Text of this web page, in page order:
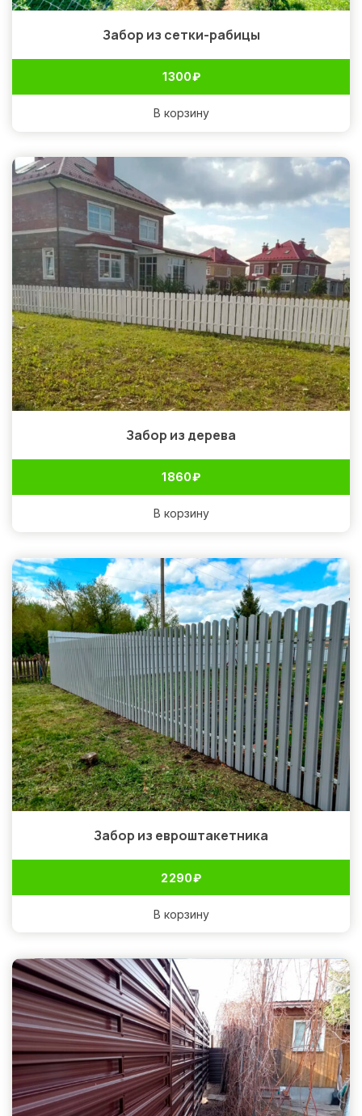
Забор из сетки-рабицы
1 300₽
В корзину
Забор из дерева
1 860₽
В корзину
Забор из евроштакетника
2 290₽
В корзину